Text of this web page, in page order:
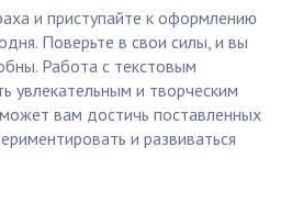
и приступайте к оформлению
Поверьте в свои силы, и вы
Работа с текстовым
увлекательным и творческим
вам достичь поставленных
и развиваться